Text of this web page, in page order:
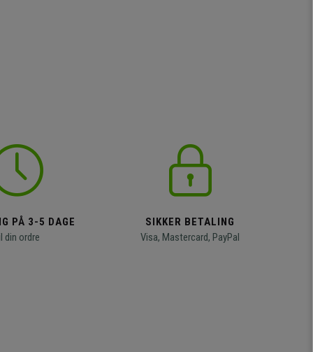
PÅ 3-5 DAGE
din ordre
SIKKER BETALING
Visa, Mastercard, PayPal